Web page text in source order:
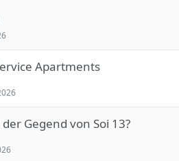
Apartments
Gegend von Soi 13?